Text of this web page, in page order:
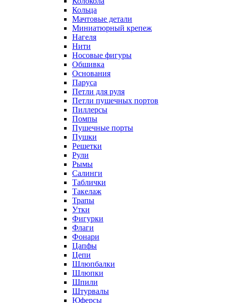
Кольца
Мачтовые детали
Миниатюрный крепеж
Нагеля
Нити
Носовые фигуры
Обшивка
Основания
Паруса
Петли для руля
Петли пушечных портов
Пиллерсы
Помпы
Пушечные порты
Пушки
Решетки
Рули
Рымы
Салинги
Таблички
Такелаж
Трапы
Утки
Фигурки
Флаги
Фонари
Цапфы
Цепи
Шлюпбалки
Шлюпки
Шпили
Штурвалы
Юферсы